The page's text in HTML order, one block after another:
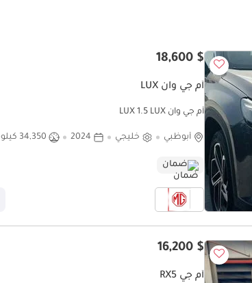
$ 18,600
أم جي وان LUX
أم جي وان LUX 1.5 LUX
أبوظبي خليجي 2024 34,350 كيلومتر
ضمان
$ 16,200
أم جي RX5